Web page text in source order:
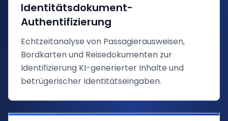
Identitätsdokument-
Authentifizierung
Echtzeitanalyse von Passagierausweisen,
Bordkarten und Reisedokumenten zur
Identifizierung KI-generierter Inhalte und
betrügerischer Identitätseingaben.